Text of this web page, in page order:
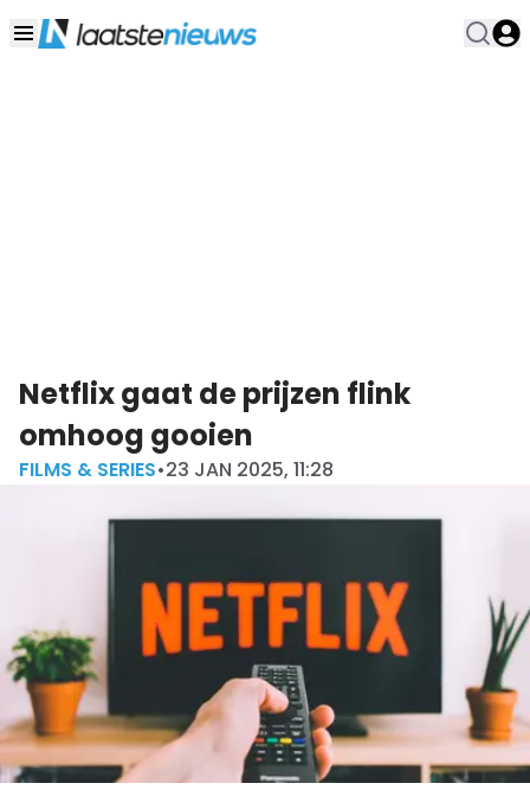
Netflix gaat de prijzen flink
omhoog gooien
FILMS & SERIES•23 JAN 2025, 11:28